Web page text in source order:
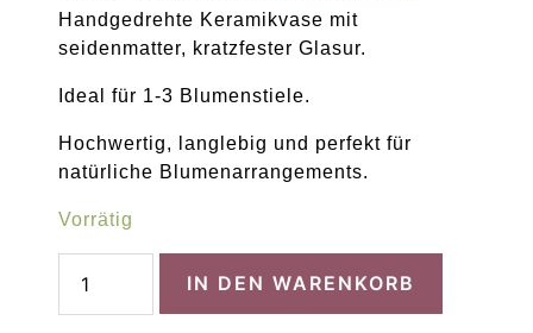
Handgedrehte Keramikvase mit
seidenmatter, kratzfester Glasur.
Ideal für 1-3 Blumenstiele.
Hochwertig, langlebig und perfekt für
natürliche Blumenarrangements.
Vorrätig
Vase
IN DEN WARENKORB